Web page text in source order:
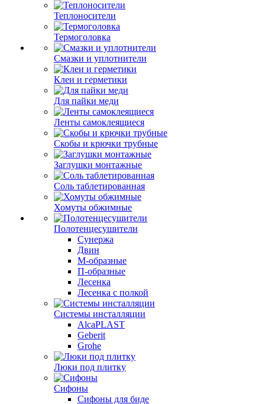
Теплоносители
Термоголовка
Смазки и уплотнители
Клеи и герметики
Для пайки меди
Ленты самоклеящиеся
Скобы и крючки трубные
Заглушки монтажные
Соль таблетированная
Хомуты обжимные
Полотенцесушители
Сунержа
Двин
М-образные
П-образные
Лесенка
Лесенка с полкой
Системы инсталляции
AlcaPLAST
Geberit
Grohe
Люки под плитку
Сифоны
Сифoны для биде